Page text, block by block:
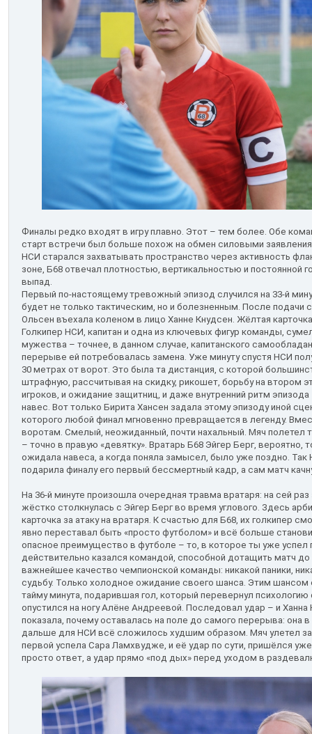
Финалы редко входят в игру плавно. Этот – тем более. Обе
старт встречи был больше похож на обмен силовыми
НСИ старался захватывать пространство через активность
зоне, Б68 отвечал плотностью, вертикальностью и постоянной
выпад.
Первый по-настоящему тревожный эпизод случился на 33-й
будет не только тактическим, но и болезненным. После подачи
Ольсен въехала коленом в лицо Ханне Кнудсен. Жёлтая
Голкипер НСИ, капитан и одна из ключевых фигур команды,
мужества – точнее, в данном случае, капитанского
перерыве ей потребовалась замена. Уже минуту спустя НСИ
30 метрах от ворот. Это была та дистанция, с которой
штрафную, рассчитывая на скидку, рикошет, борьбу на втором
игроков, и ожидание защитниц, и даже внутренний ритм
навес. Вот только Бирита Хансен задала этому эпизоду иной
которого любой финал мгновенно превращается в легенду.
воротам. Смелый, неожиданный, почти нахальный. Мяч полетел
– точно в правую «девятку». Вратарь Б68 Эйгер Берг,
ожидала навеса, а когда поняла замысел, было уже поздно. Так
подарила финалу его первый бессмертный кадр, а сам матч
На 36-й минуте произошла очередная травма вратаря: на сей
жёстко столкнулась с Эйгер Берг во время углового. Здесь
карточка за атаку на вратаря. К счастью для Б68, их голкипер
явно переставал быть «просто футболом» и всё больше
опасное преимущество в футболе – то, в которое ты уже успел
действительно казался командой, способной дотащить матч
важнейшее качество чемпионской команды: никакой паники,
судьбу. Только холодное ожидание своего шанса. Этим шансом
тайму минута, подарившая гол, который перевернул
опустился на ногу Алёне Андреевой. Последовал удар – и
показала, почему оставалась на поле до самого перерыва: она
дальше для НСИ всё сложилось худшим образом. Мяч улетел
первой успела Сара Ламхвудже, и её удар по сути, пришёлся
просто ответ, а удар прямо «под дых» перед уходом в